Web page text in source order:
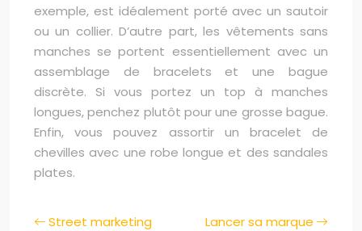
exemple, est idéalement porté avec un sautoir
ou un collier. D’autre part, les vêtements sans
manches se portent essentiellement avec un
assemblage de bracelets et une bague
discrète. Si vous portez un top à manches
longues, penchez plutôt pour une grosse bague.
Enfin, vous pouvez assortir un bracelet de
chevilles avec une robe longue et des sandales
plates.
Street marketing
Lancer sa marque